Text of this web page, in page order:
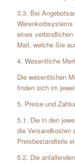
3.3. Bei
eines
Mail, welche Sie
4. Wesentliche
Die wesentlichen
finden sich im
5. Preise und
5.1. Die in den
die Versandkosten
Preisbestandteile
5.2. Die